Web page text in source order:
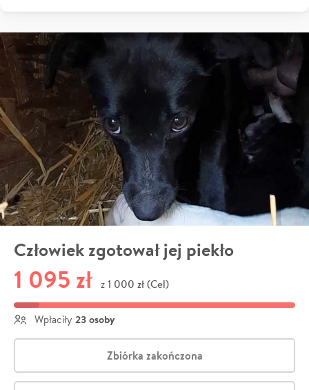
Człowiek zgotował jej piekło
1 095 zł z 1 000 zł (Cel)
Wpłaciły 23 osoby
Zbiórka zakończona